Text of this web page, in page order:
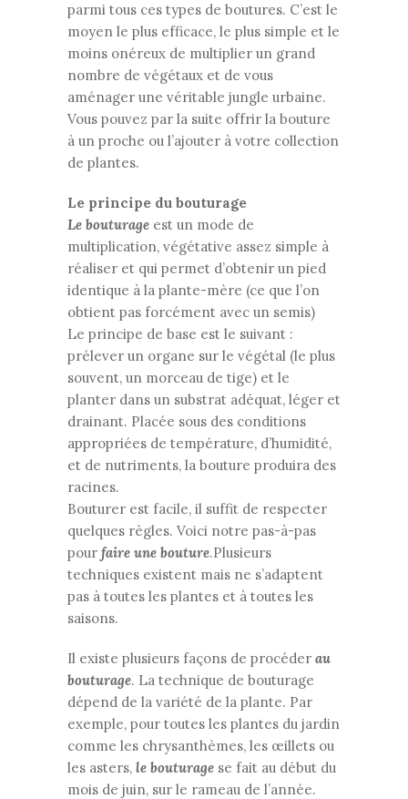
parmi tous ces types de boutures. C’est le
moyen le plus efficace, le plus simple et le
moins onéreux de multiplier un grand
nombre de végétaux et de vous
aménager une véritable jungle urbaine.
Vous pouvez par la suite offrir la bouture
à un proche ou l’ajouter à votre collection
de plantes.
Le principe du bouturage
Le bouturage est un mode de
multiplication, végétative assez simple à
réaliser et qui permet d’obtenir un pied
identique à la plante-mère (ce que l’on
obtient pas forcément avec un semis)
Le principe de base est le suivant :
prélever un organe sur le végétal (le plus
souvent, un morceau de tige) et le
planter dans un substrat adéquat, léger et
drainant. Placée sous des conditions
appropriées de température, d’humidité,
et de nutriments, la bouture produira des
racines.
Bouturer est facile, il suffit de respecter
quelques règles. Voici notre pas-à-pas
pour faire une bouture.Plusieurs
techniques existent mais ne s’adaptent
pas à toutes les plantes et à toutes les
saisons.
Il existe plusieurs façons de procéder au
bouturage. La technique de bouturage
dépend de la variété de la plante. Par
exemple, pour toutes les plantes du jardin
comme les chrysanthèmes, les œillets ou
les asters, le bouturage se fait au début du
mois de juin, sur le rameau de l’année.